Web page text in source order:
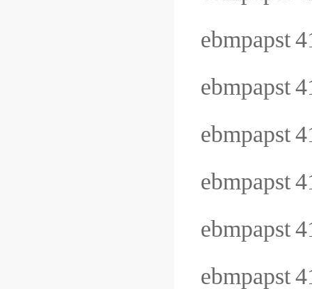
ebmpapst
ebmpapst
ebmpapst
ebmpapst
ebmpapst
ebmpapst